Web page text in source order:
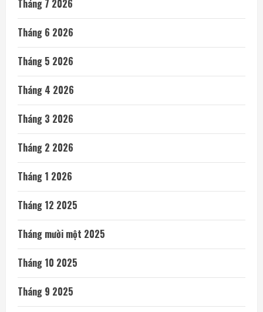
Tháng 7 2026
Tháng 6 2026
Tháng 5 2026
Tháng 4 2026
Tháng 3 2026
Tháng 2 2026
Tháng 1 2026
Tháng 12 2025
Tháng mười một 2025
Tháng 10 2025
Tháng 9 2025